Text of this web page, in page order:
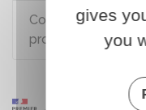
Comment le juge
protéger un
gives
you